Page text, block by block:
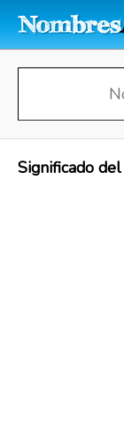
Significado